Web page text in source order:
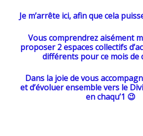
Je m’arrête ici, afin que cela
Vous comprendrez aisément
proposer 2 espaces collectifs
différents pour ce mois de
Dans la joie de vous
et d’évoluer ensemble vers le
en chaqu’1 😉